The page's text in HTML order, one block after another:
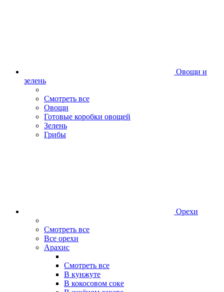
Овощи и
зелень
Смотреть все
Овощи
Готовые коробки овощей
Зелень
Грибы
Орехи
Смотреть все
Все орехи
Арахис
Смотреть все
В кунжуте
В кокосовом соке